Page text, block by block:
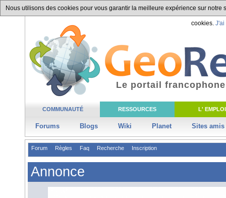
Nous utilisons des cookies pour vous garantir la meilleure expérience sur
cookies. J'ai
COMMUNAUTÉ RESSOURCES L' EMPLOI
Forums Blogs Wiki Planet Sites amis
Le portail
Forum Règles Faq Recherche Inscription
Annonce